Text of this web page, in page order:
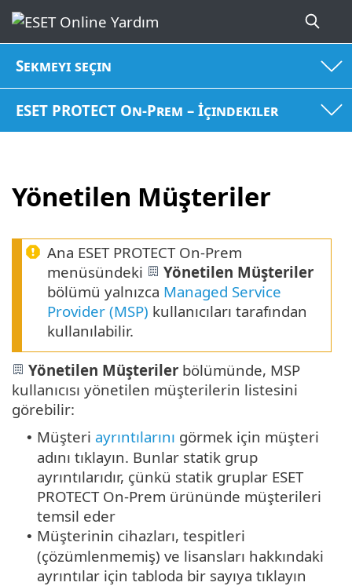
Sekmeyi seçin
ESET PROTECT On-Prem – İçindekiler
Yönetilen Müşteriler
Ana ESET PROTECT On-Prem
menüsündeki
Yönetilen Müşteriler
bölümü yalnızca Managed Service
Provider (MSP) kullanıcıları tarafından
kullanılabilir.
Yönetilen Müşteriler bölümünde, MSP
kullanıcısı yönetilen müşterilerin listesini
görebilir:
• Müşteri ayrıntılarını görmek için müşteri
adını tıklayın. Bunlar statik grup
ayrıntılarıdır, çünkü statik gruplar ESET
PROTECT On-Prem ürününde müşterileri
temsil eder
• Müşterinin cihazları, tespitleri
(çözümlenmemiş) ve lisansları hakkındaki
ayrıntılar için tabloda bir sayıya tıklayın